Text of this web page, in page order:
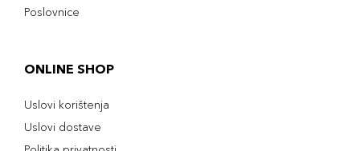
Poslovnice
ONLINE SHOP
Uslovi korištenja
Uslovi dostave